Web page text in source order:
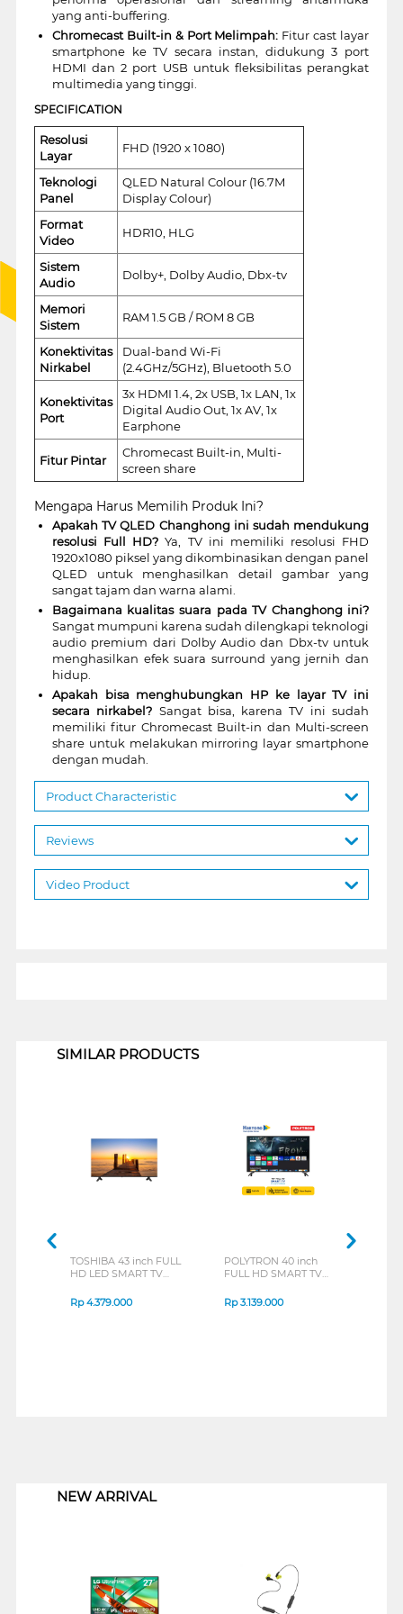
yang anti-buffering.
Chromecast Built-in & Port Melimpah: Fitur cast layar
smartphone ke TV secara instan, didukung 3 port
HDMI dan 2 port USB untuk fleksibilitas perangkat
multimedia yang tinggi.
SPECIFICATION
Resolusi
Layar
FHD (1920 x 1080)
Teknologi
Panel
QLED Natural Colour (16.7M
Display Colour)
Format
Video
HDR10, HLG
Sistem
Audio
Dolby+, Dolby Audio, Dbx-tv
Memori
Sistem
RAM 1.5 GB / ROM 8 GB
Konektivitas
Nirkabel
Dual-band Wi-Fi
(2.4GHz/5GHz), Bluetooth 5.0
Konektivitas
Port
3x HDMI 1.4, 2x USB, 1x LAN, 1x
Digital Audio Out, 1x AV, 1x
Earphone
Fitur Pintar
Chromecast Built-in, Multi-
screen share
Mengapa Harus Memilih Produk Ini?
Apakah TV QLED Changhong ini sudah mendukung
resolusi Full HD? Ya, TV ini memiliki resolusi FHD
1920x1080 piksel yang dikombinasikan dengan panel
QLED untuk menghasilkan detail gambar yang
sangat tajam dan warna alami.
Bagaimana kualitas suara pada TV Changhong ini?
Sangat mumpuni karena sudah dilengkapi teknologi
audio premium dari Dolby Audio dan Dbx-tv untuk
menghasilkan efek suara surround yang jernih dan
hidup.
Apakah bisa menghubungkan HP ke layar TV ini
secara nirkabel? Sangat bisa, karena TV ini sudah
memiliki fitur Chromecast Built-in dan Multi-screen
share untuk melakukan mirroring layar smartphone
dengan mudah.
Product Characteristic
Reviews
Video Product
SIMILAR PRODUCTS
TOSHIBA 43 inch FULL
HD LED SMART TV
Rp4.379.000
POLYTRON 40 inch
FULL HD SMART TV
Rp3.139.000
NEW ARRIVAL